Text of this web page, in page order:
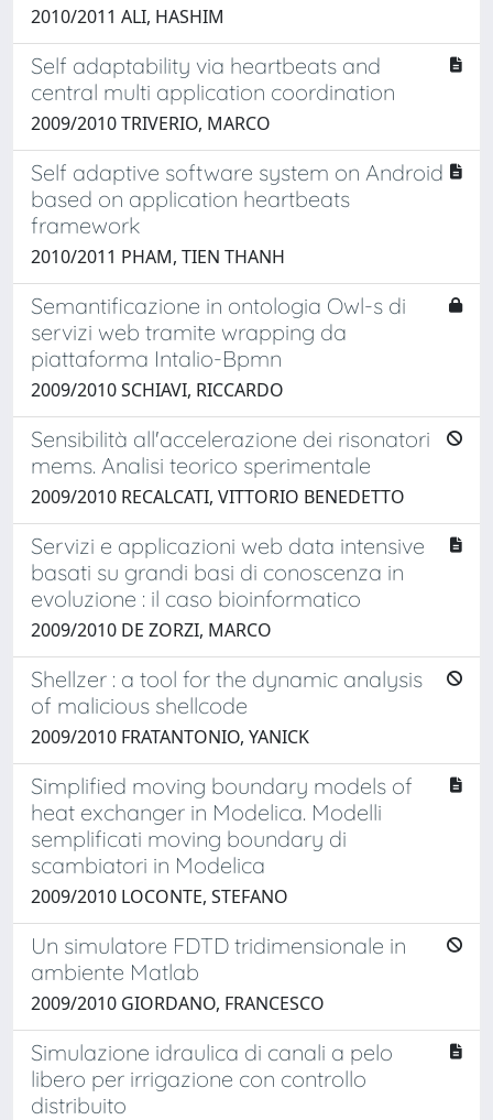
2010/2011 ALI, HASHIM
Self adaptability via heartbeats and
central multi application coordination
2009/2010 TRIVERIO, MARCO
Self adaptive software system on Android
based on application heartbeats
framework
2010/2011 PHAM, TIEN THANH
Semantificazione in ontologia Owl-s di
servizi web tramite wrapping da
piattaforma Intalio-Bpmn
2009/2010 SCHIAVI, RICCARDO
Sensibilità all'accelerazione dei risonatori
mems. Analisi teorico sperimentale
2009/2010 RECALCATI, VITTORIO BENEDETTO
Servizi e applicazioni web data intensive
basati su grandi basi di conoscenza in
evoluzione : il caso bioinformatico
2009/2010 DE ZORZI, MARCO
Shellzer : a tool for the dynamic analysis
of malicious shellcode
2009/2010 FRATANTONIO, YANICK
Simplified moving boundary models of
heat exchanger in Modelica. Modelli
semplificati moving boundary di
scambiatori in Modelica
2009/2010 LOCONTE, STEFANO
Un simulatore FDTD tridimensionale in
ambiente Matlab
2009/2010 GIORDANO, FRANCESCO
Simulazione idraulica di canali a pelo
libero per irrigazione con controllo
distribuito